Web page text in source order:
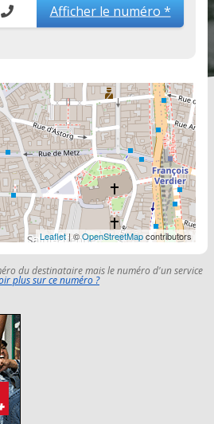
Afficher le numéro *
Leaflet| ©OpenStreetMapcontributors
du destinataire mais le numéro d'un service
plus sur ce numéro ?